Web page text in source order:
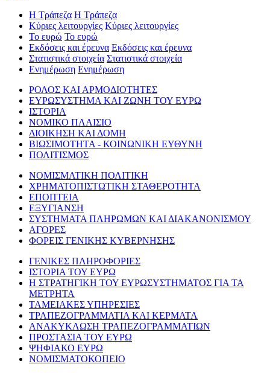
Η Τράπεζα Η Τράπεζα
Κύριες λειτουργίες Κύριες λειτουργίες
Το ευρώ Το ευρώ
Εκδόσεις και έρευνα Εκδόσεις και έρευνα
Στατιστικά στοιχεία Στατιστικά στοιχεία
Ενημέρωση Ενημέρωση
ΡΟΛΟΣ ΚΑΙ ΑΡΜΟΔΙΟΤΗΤΕΣ
ΕΥΡΩΣΥΣΤΗΜΑ ΚΑΙ ΖΩΝΗ ΤΟΥ ΕΥΡΩ
ΙΣΤΟΡΙΑ
ΝΟΜΙΚΟ ΠΛΑΙΣΙΟ
ΔΙΟΙΚΗΣΗ ΚΑΙ ΔΟΜΗ
ΒΙΩΣΙΜΟΤΗΤΑ - ΚΟΙΝΩΝΙΚΗ ΕΥΘΥΝΗ
ΠΟΛΙΤΙΣΜΟΣ
ΝΟΜΙΣΜΑΤΙΚΗ ΠΟΛΙΤΙΚΗ
ΧΡΗΜΑΤΟΠΙΣΤΩΤΙΚΗ ΣΤΑΘΕΡΟΤΗΤΑ
ΕΠΟΠΤΕΙΑ
ΕΞΥΓΙΑΝΣΗ
ΣΥΣΤΗΜΑΤΑ ΠΛΗΡΩΜΩΝ ΚΑΙ ΔΙΑΚΑΝΟΝΙΣΜΟΥ
ΑΓΟΡΕΣ
ΦΟΡΕΙΣ ΓΕΝΙΚΗΣ ΚΥΒΕΡΝΗΣΗΣ
ΓΕΝΙΚΕΣ ΠΛΗΡΟΦΟΡΙΕΣ
ΙΣΤΟΡΙΑ ΤΟΥ ΕΥΡΩ
Η ΣΤΡΑΤΗΓΙΚΗ ΤΟΥ ΕΥΡΩΣΥΣΤΗΜΑΤΟΣ ΓΙΑ ΤΑ
ΜΕΤΡΗΤΑ
ΤΑΜΕΙΑΚΕΣ ΥΠΗΡΕΣΙΕΣ
ΤΡΑΠΕΖΟΓΡΑΜΜΑΤΙΑ ΚΑΙ ΚΕΡΜΑΤΑ
ΑΝΑΚΥΚΛΩΣΗ ΤΡΑΠΕΖΟΓΡΑΜΜΑΤΙΩΝ
ΠΡΟΣΤΑΣΙΑ ΤΟΥ ΕΥΡΩ
ΨΗΦΙΑΚΟ ΕΥΡΩ
ΝΟΜΙΣΜΑΤΟΚΟΠΕΙΟ